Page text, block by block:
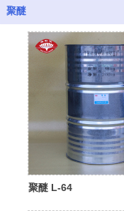
聚醚
聚醚 L-64